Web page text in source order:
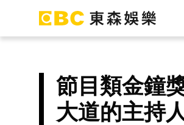
節目類金鐘
大道的主持